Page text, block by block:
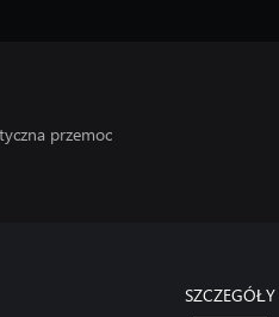
przemoc
SZCZEGÓŁY